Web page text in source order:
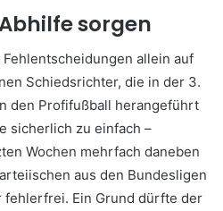
sorgen
allein auf
Schiedsrichter, die in der 3.
den Profifußball herangeführt
sicherlich zu einfach –
Wochen mehrfach daneben
aus den Bundesligen
fehlerfrei. Ein Grund dürfte der